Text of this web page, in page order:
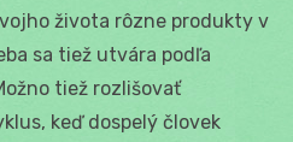
života rôzne produkty v
sa tiež utvára podľa
tiež rozlišovať
keď dospelý človek